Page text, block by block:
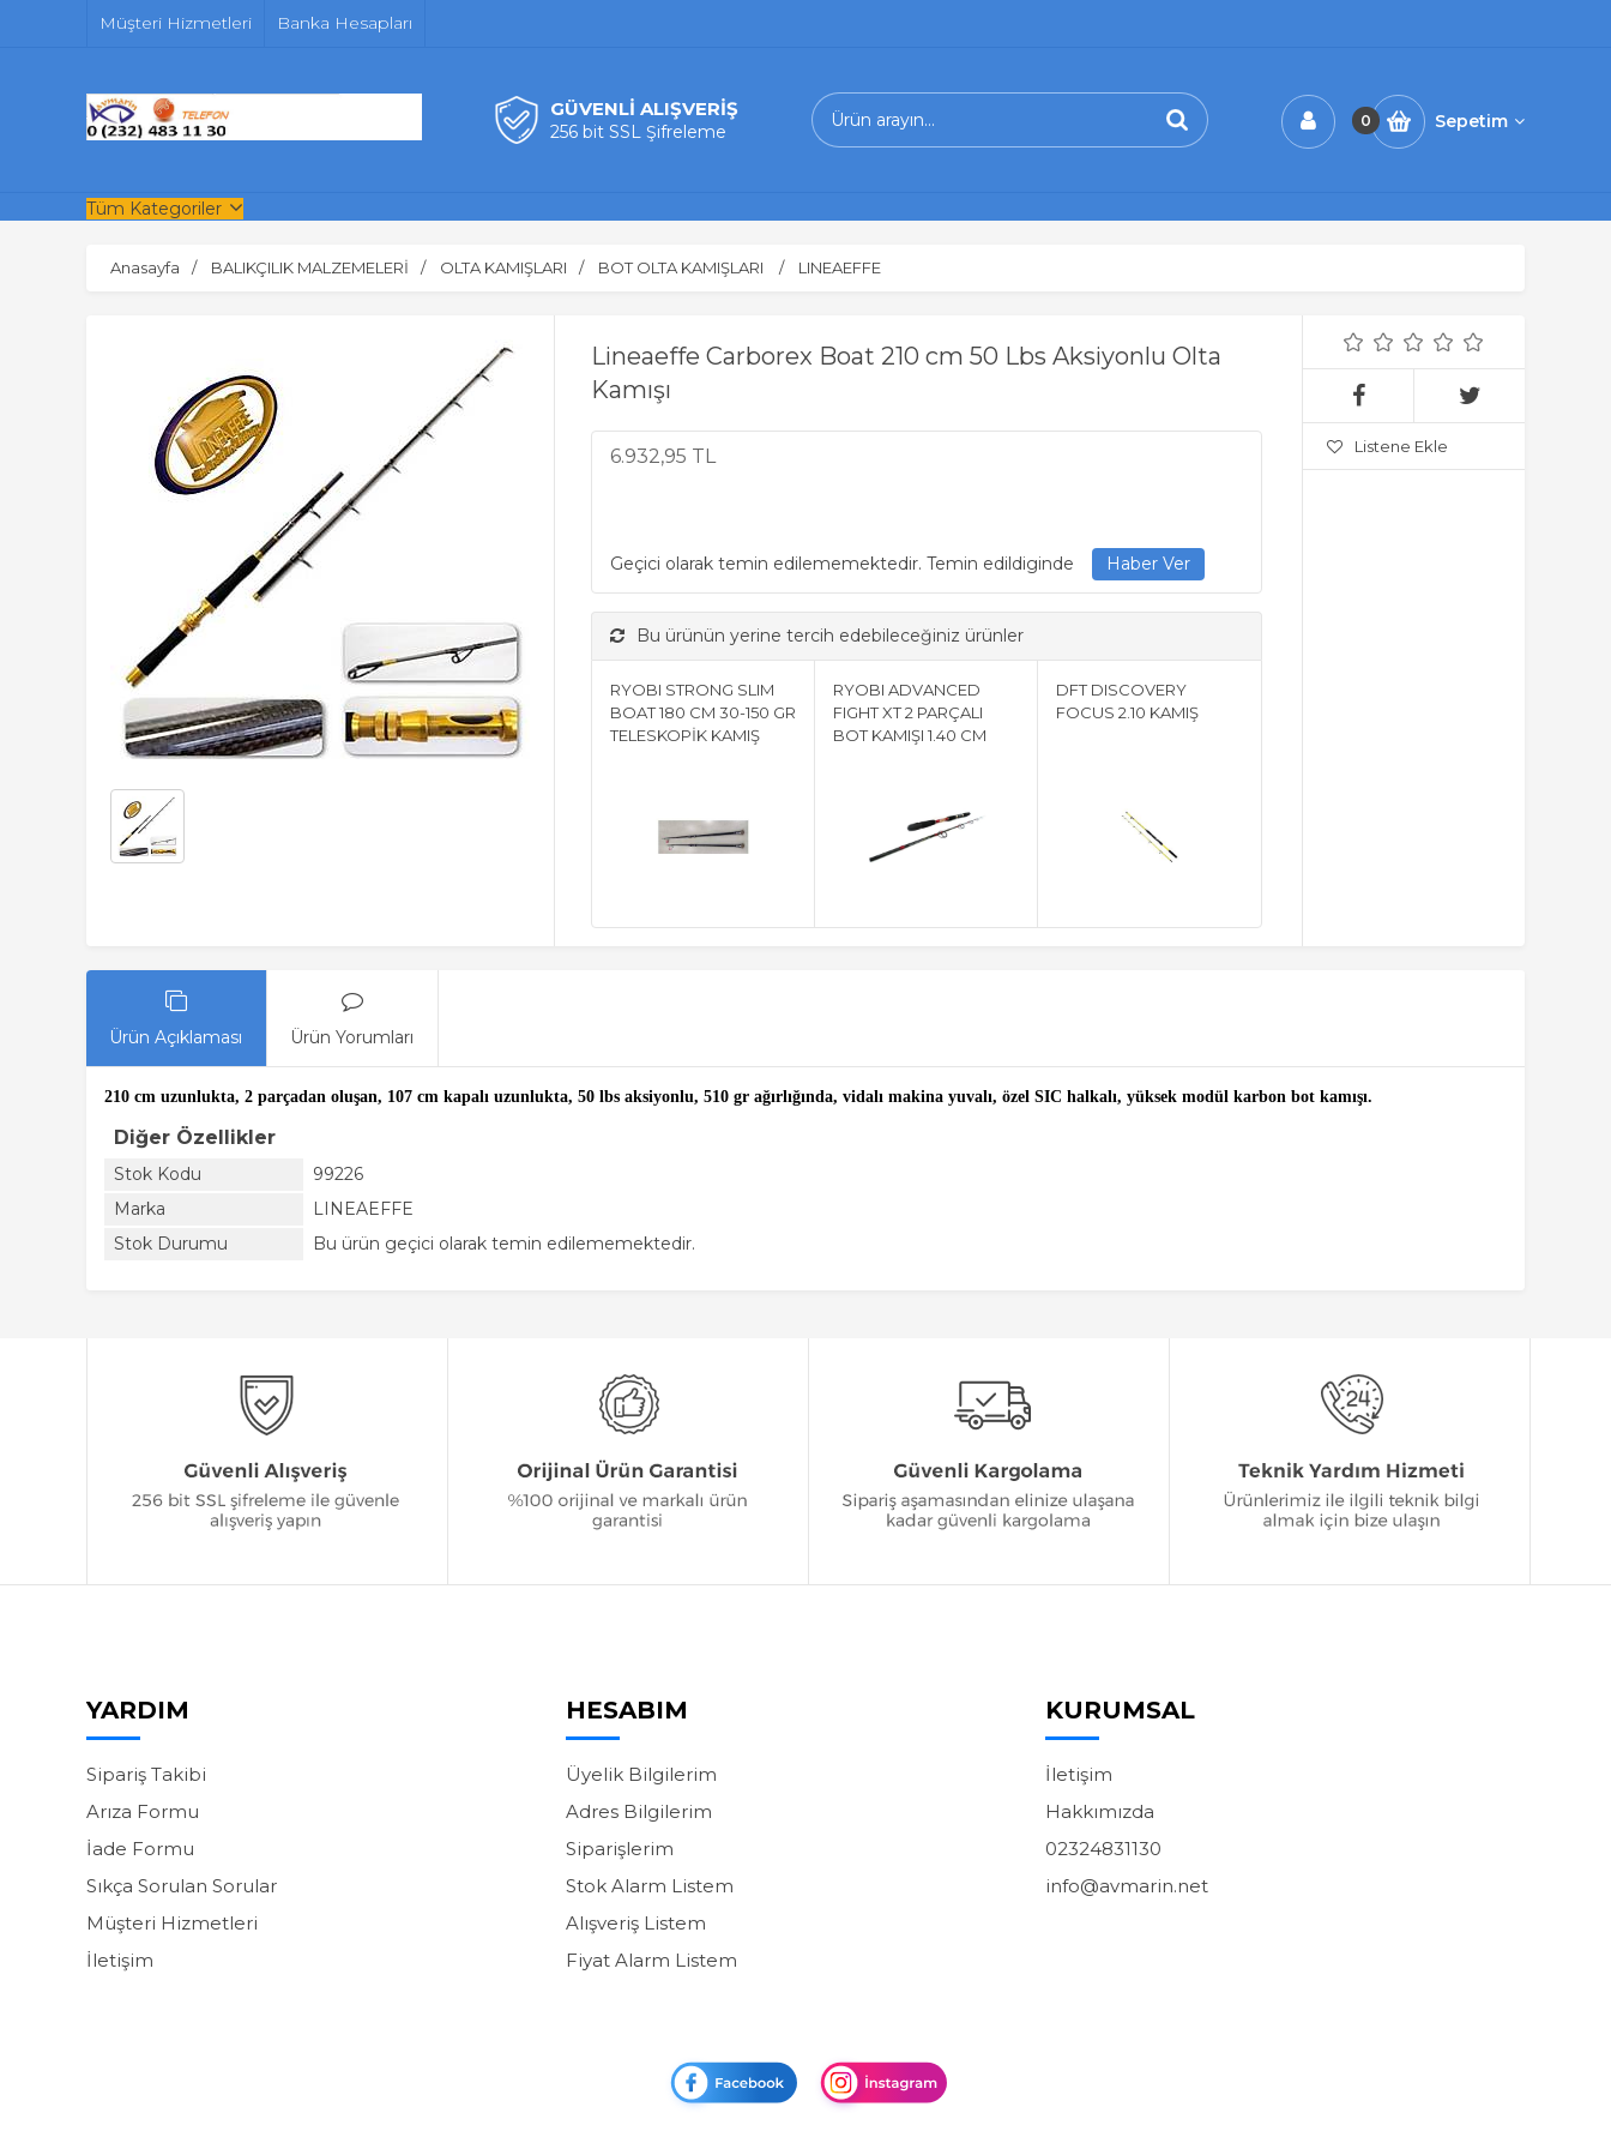
Müşteri Hizmetleri Banka Hesapları
GÜVENLİ ALIŞVERİŞ
256 bit SSL Şifreleme
0 Sepetim
Tüm Kategoriler
Anasayfa BALIKÇILIK MALZEMELERİ OLTA KAMIŞLARI BOT OLTA KAMIŞLARI LINEAEFFE
Lineaeffe Carborex Boat 210 cm 50 Lbs Aksiyonlu Olta
Kamışı
6.932,95 TL
Geçici olarak temin edilememektedir. Temin edildiginde
Bu ürünün yerine tercih edebileceğiniz ürünler
RYOBI STRONG SLIM
BOAT 180 CM 30-150 GR
TELESKOPİK KAMIŞ
RYOBI ADVANCED
FIGHT XT 2 PARÇALI
BOT KAMIŞI 1.40 CM
DFT DISCOVERY
FOCUS 2.10 KAMIŞ
Listene Ekle
Ürün Açıklaması Ürün Yorumları
210 cm uzunlukta, 2 parçadan oluşan, 107 cm kapalı uzunlukta, 50 lbs aksiyonlu, 510 gr ağırlığında, vidalı makina yuvalı, özel SIC halkalı, yüksek modül karbon bot kamışı.
Diğer Özellikler
Stok Kodu
99226
Marka
LINEAEFFE
Stok Durumu
Bu ürün geçici olarak temin edilememektedir.
YARDIM
Sipariş Takibi
Arıza Formu
İade Formu
Sıkça Sorulan Sorular
Müşteri Hizmetleri
İletişim
HESABIM
Üyelik Bilgilerim
Adres Bilgilerim
Siparişlerim
Stok Alarm Listem
Alışveriş Listem
Fiyat Alarm Listem
KURUMSAL
İletişim
Hakkımızda
02324831130
info@avmarin.net